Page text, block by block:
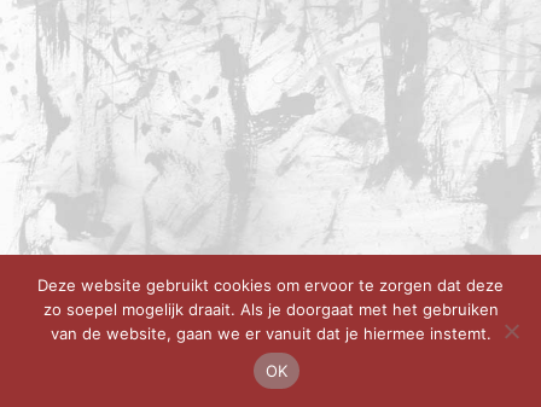
Deze website gebruikt cookies om ervoor te zorgen dat deze
zo soepel mogelijk draait. Als je doorgaat met het gebruiken
van de website, gaan we er vanuit dat je hiermee instemt.
OK